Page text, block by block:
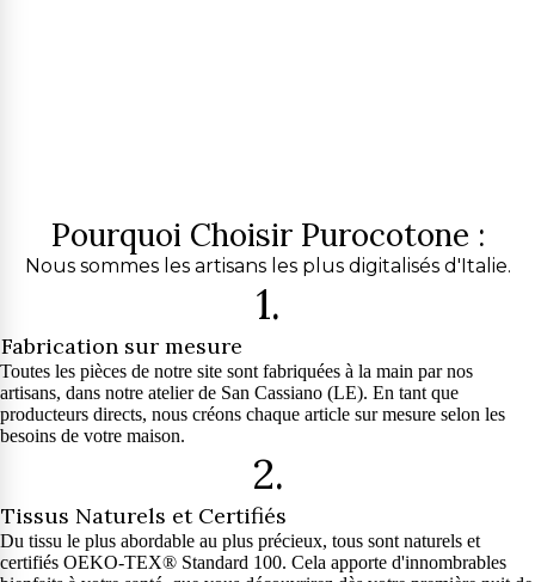
Pourquoi Choisir Purocotone :
Nous sommes les artisans les plus digitalisés d'Italie.
1.
Fabrication sur mesure
Toutes les pièces de notre site sont fabriquées à la main par nos
artisans, dans notre atelier de San Cassiano (LE). En tant que
producteurs directs, nous créons chaque article sur mesure selon les
besoins de votre maison.
2.
Tissus Naturels et Certifiés
Du tissu le plus abordable au plus précieux, tous sont naturels et
certifiés OEKO-TEX® Standard 100. Cela apporte d'innombrables